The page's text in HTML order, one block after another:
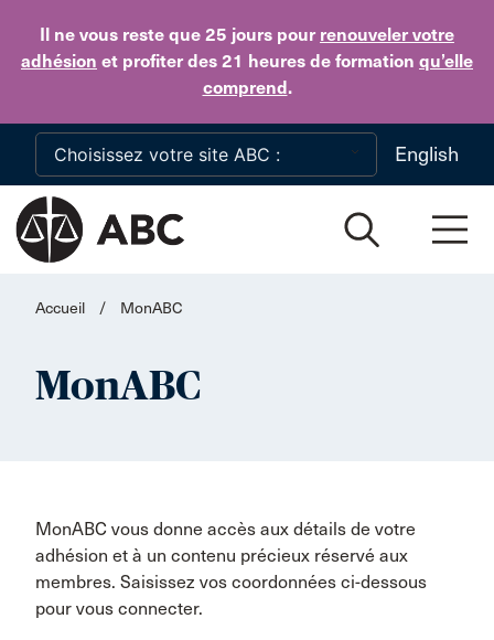
Il ne vous reste que 25 jours pour renouveler votre
adhésion et profiter des 21 heures de formation qu’elle
comprend.
Skip to main content
English
Accueil / MonABC
MonABC
MonABC vous donne accès aux détails de votre
adhésion et à un contenu précieux réservé aux
membres. Saisissez vos coordonnées ci-dessous
pour vous connecter.